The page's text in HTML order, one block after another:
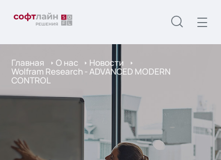
Главная О нас Новости
Wolfram Research - ADVANCED MODERN
CONTROL